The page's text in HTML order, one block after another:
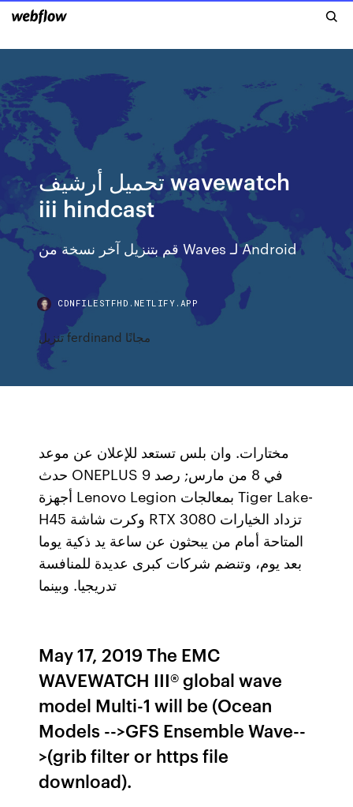
تحميل أرشيف wavewatch
iii hindcast
قم بتنزيل آخر نسخة من Waves لـ Android
CDNFILESTFHD.NETLIFY.APP
تنزيل ferdinand مجانًا
مختارات. وان بلس تستعد للإعلان عن موعد
حدث ONEPLUS 9 في 8 من مارس; رصد
أجهزة Lenovo Legion بمعالجات Tiger Lake-
H45 وكرت شاشة RTX 3080 تزداد الخيارات
المتاحة أمام من يبحثون عن ساعة يد ذكية يوما
بعد يوم، وتنضم شركات كبرى عديدة للمنافسة
تدريجيا. وبينما
May 17, 2019 The EMC
WAVEWATCH III® global wave
model Multi-1 will be (Ocean
Models -->GFS Ensemble Wave--
>(grib filter or https file
download).